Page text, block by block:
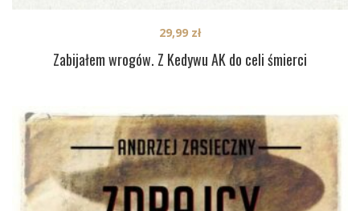
Zabijałem wrogów. Z Kedywu AK do celi śmierci
29,99 zł